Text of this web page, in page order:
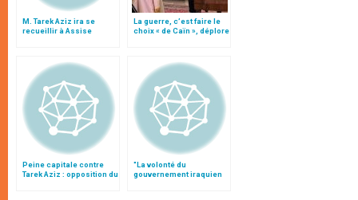
M. Tarek Aziz ira se
recueillir à Assise
La guerre, c’est faire le
choix « de Caïn », déplore
Peine capitale contre
Tarek Aziz : opposition du
"La volonté du
gouvernement iraquien